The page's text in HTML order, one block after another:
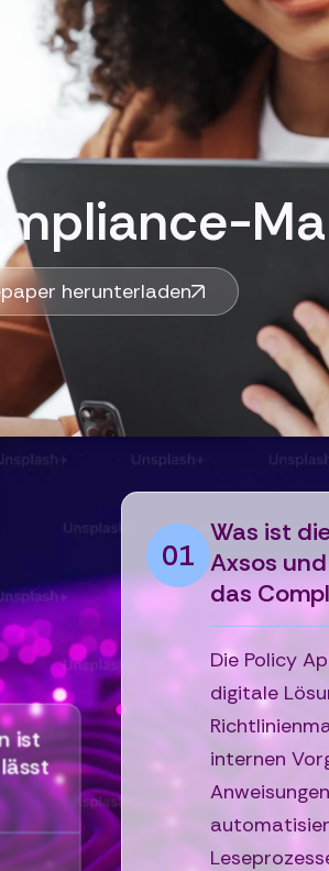
herunterladen
ist
01
Was ist
Axsos
das
Die Policy
digitale
internen